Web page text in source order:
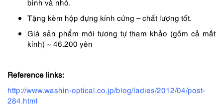
bình và nhỏ.
Tặng kèm hộp đựng kính cứng – chất lượng tốt.
Giá sản phẩm mới tương tự tham khảo (gồm cả mắt
kính) ~ 46.200 yên
Reference links:
http://www.washin-optical.co.jp/blog/ladies/2012/04/post-
284.html